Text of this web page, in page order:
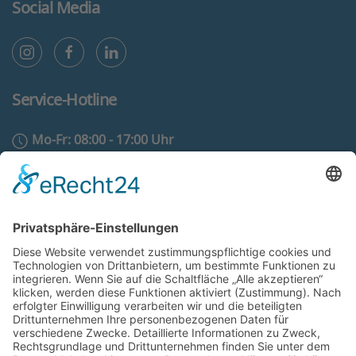
Social Media
Service-Hotline
Mo-Fr: 08:00 - 17:00 Uhr
02431 - 97 55 500
Zum Kontaktformular
Rechtliches
AGB